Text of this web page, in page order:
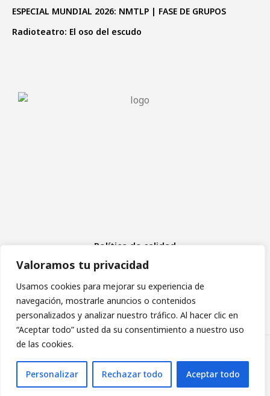
Valoramos tu privacidad
Usamos cookies para mejorar su experiencia de
navegación, mostrarle anuncios o contenidos
personalizados y analizar nuestro tráfico. Al hacer clic en
“Aceptar todo” usted da su consentimiento a nuestro uso
de las cookies.
Personalizar Rechazar todo Aceptar todo
ESPECIAL MUNDIAL 2026: NMTLP | FASE DE GRUPOS
Radioteatro: El oso del escudo
Política de calidad
Política de cookies
Política de privacidad